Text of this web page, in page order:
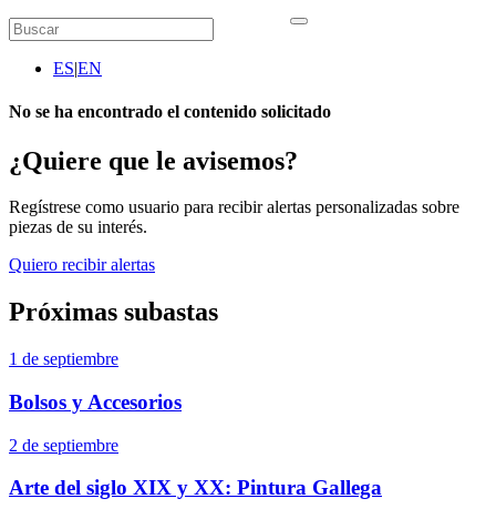
ES|EN
No se ha encontrado el contenido solicitado
¿Quiere que le avisemos?
Regístrese como usuario para recibir alertas personalizadas sobre
piezas de su interés.
Quiero recibir alertas
Próximas subastas
1 de septiembre
Bolsos y Accesorios
2 de septiembre
Arte del siglo XIX y XX: Pintura Gallega